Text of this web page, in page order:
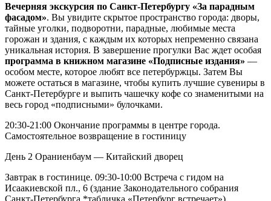
Вечерняя экскурсия по Санкт-Петербургу «За парадным
фасадом». Вы увидите скрытое пространство города: дворы,
тайные уголки, подворотни, парадные, любимые места
горожан и здания, с каждым их которых непременно связана
уникальная история. В завершение прогулки Вас ждет особая
программа в книжном магазине «Подписные издания» —
особом месте, которое любят все петербуржцы. Затем Вы
можете остаться в магазине, чтобы купить лучшие сувениры в
Санкт-Петербурге и выпить чашечку кофе со знаменитыми на
весь город «подписными» булочками.
20:30-21:00 Окончание программы в центре города.
Самостоятельное возвращение в гостиницу
День 2 Ораниенбаум — Китайский дворец
Завтрак в гостинице. 09:30-10:00 Встреча с гидом на
Исаакиевской пл., 6 (здание Законодательного собрания
Санкт-Петербурга *табличка «Петербург встречает»).